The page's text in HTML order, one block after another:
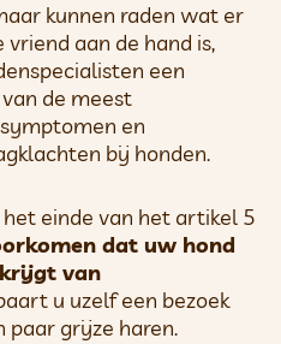
kunnen raden wat er
aan de hand is,
een
de meest
en
bij honden.
einde van het artikel 5
dat uw hond
van
u uzelf een bezoek
paar grijze haren.